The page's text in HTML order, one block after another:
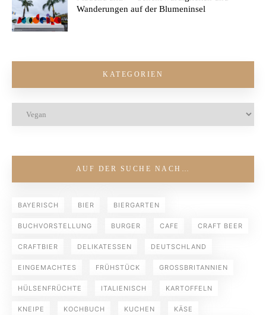
Wanderungen auf der Blumeninsel
KATEGORIEN
AUF DER SUCHE NACH…
BAYERISCH BIER BIERGARTEN
BUCHVORSTELLUNG BURGER CAFE CRAFT BEER
CRAFTBIER DELIKATESSEN DEUTSCHLAND
EINGEMACHTES FRÜHSTÜCK GROSSBRITANNIEN
HÜLSENFRÜCHTE ITALIENISCH KARTOFFELN
KNEIPE KOCHBUCH KUCHEN KÄSE